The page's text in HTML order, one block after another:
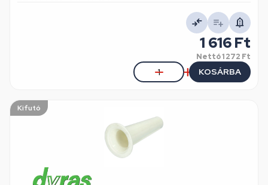
1 616 Ft
Nettó1 272 Ft
KOSÁRBA
Kifutó